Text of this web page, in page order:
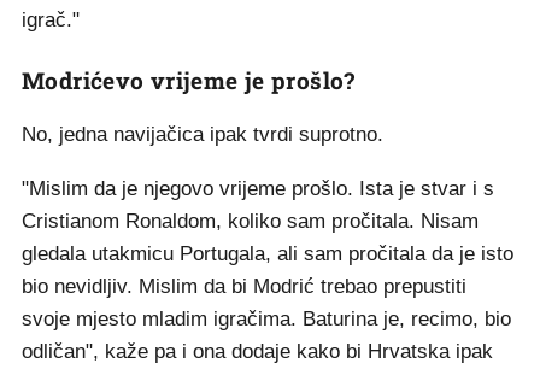
igrač."
Modrićevo vrijeme je prošlo?
No, jedna navijačica ipak tvrdi suprotno.
"Mislim da je njegovo vrijeme prošlo. Ista je stvar i s
Cristianom Ronaldom, koliko sam pročitala. Nisam
gledala utakmicu Portugala, ali sam pročitala da je isto
bio nevidljiv. Mislim da bi Modrić trebao prepustiti
svoje mjesto mladim igračima. Baturina je, recimo, bio
odličan", kaže pa i ona dodaje kako bi Hrvatska ipak